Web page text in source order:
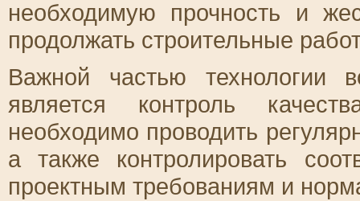
необходимую прочность и
продолжать строительные
Важной частью технологии
является контроль
необходимо проводить
а также контролировать
проектным требованиям и